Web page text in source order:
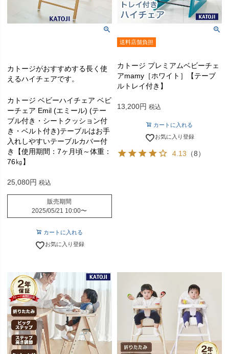
カトージがおすすめする長く使
えるハイチェアです。
カトージ ベビーハイチェア ベビ
ーチェア Emil (エミール) (テー
ブル付き・シートクッション付
き・ベルト付き)テーブルはお手
入れしやすいテーブルカバー付
き【使用期間：7ヶ月頃～体重：
76㎏】
25,080 税込
販売期間
2025/05/21 10:00〜
カートに入れる
お気に入り登録
送料店舗負担
カトージ プレミアムベビーチェ
アmamy［ホワイト］【テーブ
ルトレイ付き】
13,200 税込
カートに入れる
お気に入り登録
4.13 （8）